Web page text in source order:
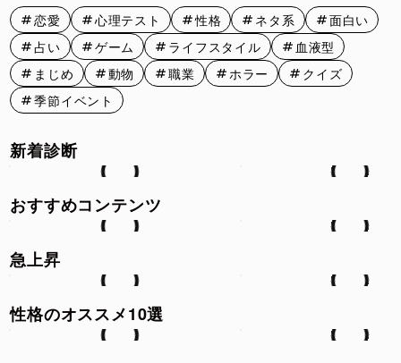
2月26日 2月27日 2月28日 2月29日
恋愛 心理テスト 性格 ネタ系
面白い
占い
ゲーム ライフスタイル
血液型
まじめ
動物 職業 ホラー
クイズ
季節イベント
新着診断
おすすめコンテンツ
急上昇
性格のオススメ10選